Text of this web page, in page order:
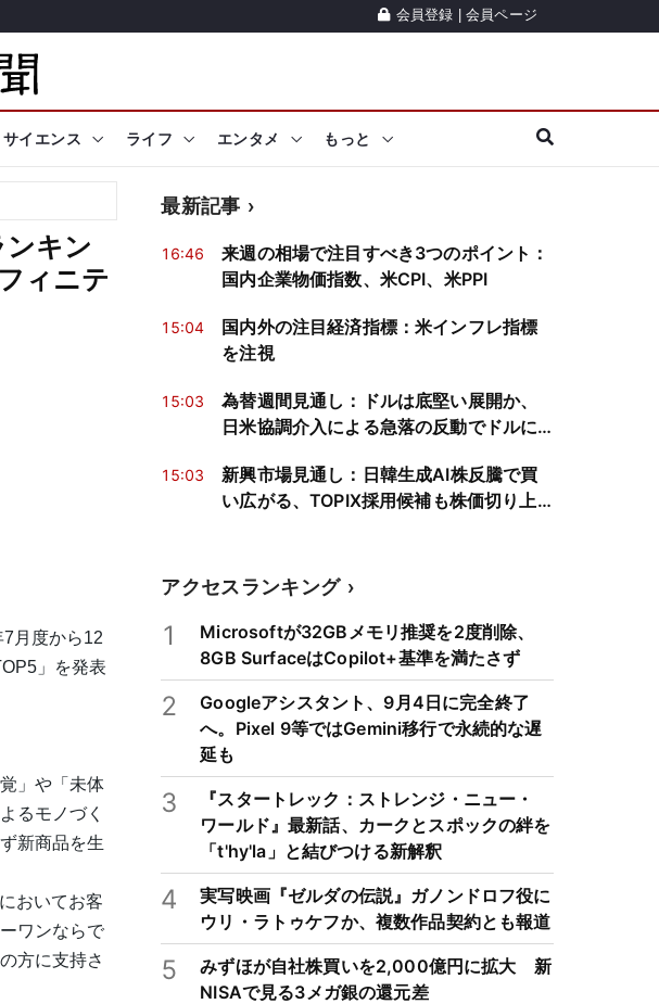
会員登録 会員ページ
イエンス ライフ エンタメ もっと
ンキン
ィニテ
月度から12
」を発表
」や「未体
るモノづく
新商品を生
おいてお客
ワンならで
方に支持さ
最新記事
16:46
来週の相場で注目すべき3つのポイント：
国内企業物価指数、米CPI、米PPI
15:04
国内外の注目経済指標：米インフレ指標
を注視
15:03
為替週間見通し：ドルは底堅い展開か、
日米協調介入による急落の反動でドルに
15:03
新興市場見通し：日韓生成AI株反騰で買
い広がる、TOPIX採用候補も株価切り上
アクセスランキング
1
Microsoftが32GBメモリ推奨を2度削除、
8GB SurfaceはCopilot+基準を満たさず
2
Googleアシスタント、9月4日に完全終了
へ。Pixel 9等ではGemini移行で永続的な遅
延も
3
『スタートレック：ストレンジ・ニュー・
ワールド』最新話、カークとスポックの絆を
「t'hy'la」と結びつける新解釈
4
実写映画『ゼルダの伝説』ガノンドロフ役に
ウリ・ラトゥケフか、複数作品契約とも報道
5
みずほが自社株買いを2,000億円に拡大 新
NISAで見る3メガ銀の還元差